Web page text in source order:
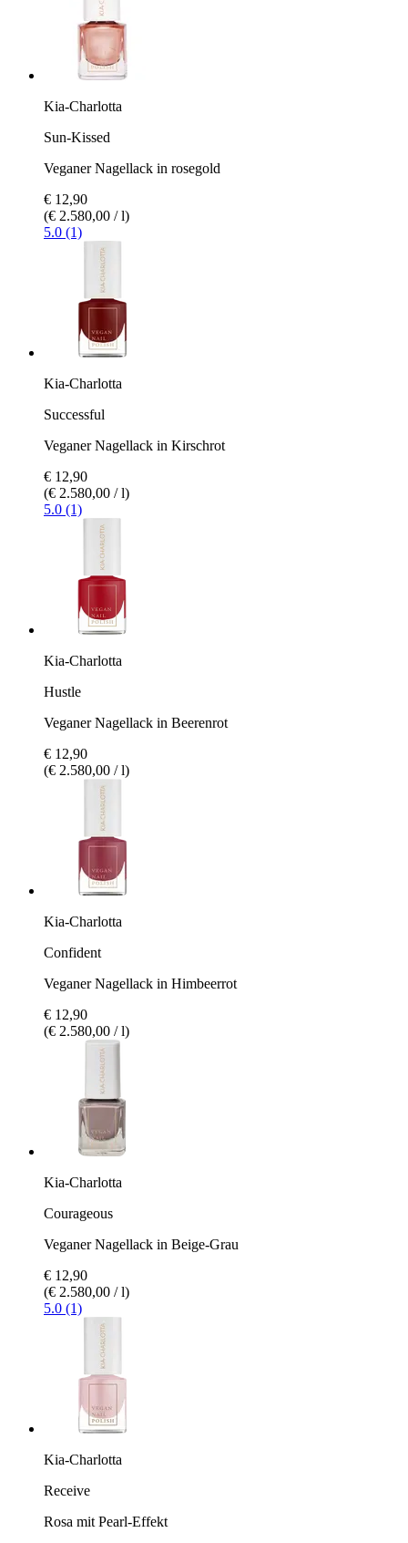
Kia-Charlotta
Sun-Kissed
Veganer Nagellack in rosegold
€ 12,90
(€ 2.580,00 / l)
5.0 (1)
Kia-Charlotta
Successful
Veganer Nagellack in Kirschrot
€ 12,90
(€ 2.580,00 / l)
5.0 (1)
Kia-Charlotta
Hustle
Veganer Nagellack in Beerenrot
€ 12,90
(€ 2.580,00 / l)
Kia-Charlotta
Confident
Veganer Nagellack in Himbeerrot
€ 12,90
(€ 2.580,00 / l)
Kia-Charlotta
Courageous
Veganer Nagellack in Beige-Grau
€ 12,90
(€ 2.580,00 / l)
5.0 (1)
Kia-Charlotta
Receive
Rosa mit Pearl-Effekt